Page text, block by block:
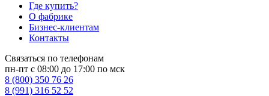
Где купить?
О фабрике
Бизнес-клиентам
Контакты
Связаться по телефонам
пн-пт с 08:00 до 17:00 по мск
8 (800) 350 76 26
8 (991) 316 52 52